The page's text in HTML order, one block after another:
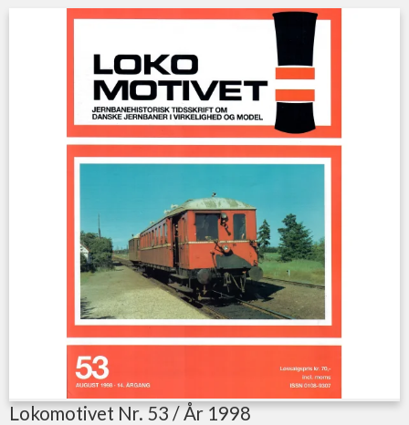
Lokomotivet Nr. 53 / År 1998